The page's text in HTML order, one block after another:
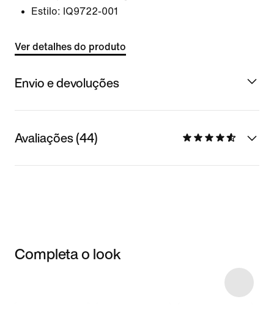
Estilo: IQ9722-001
Ver detalhes do produto
Envio e devoluções
Avaliações (44)
Completa o look